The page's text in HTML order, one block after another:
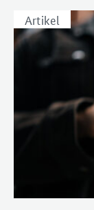
Artikel